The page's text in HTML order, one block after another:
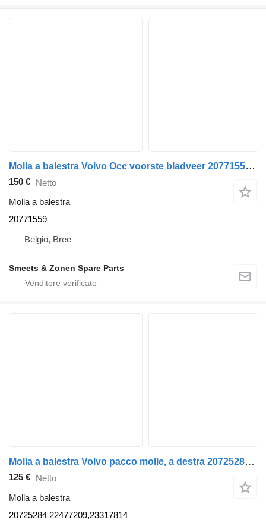
Molla a balestra Volvo Occ voorste bladveer 20771559 per camion
150 € Netto
Molla a balestra
20771559
Belgio, Bree
Smeets & Zonen Spare Parts
Molla a balestra Volvo pacco molle, a destra 20725284 per trattore stradale Volvo FE280
125 € Netto
Molla a balestra
20725284 22477209,23317814